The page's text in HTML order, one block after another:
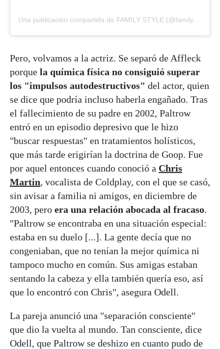
Pero, volvamos a la actriz. Se separó de Affleck
porque la química física no consiguió superar
los "impulsos autodestructivos" del actor, quien
se dice que podría incluso haberla engañado. Tras
el fallecimiento de su padre en 2002, Paltrow
entró en un episodio depresivo que le hizo
"buscar respuestas" en tratamientos holísticos,
que más tarde erigirían la doctrina de Goop. Fue
por aquel entonces cuando conoció a Chris
Martin, vocalista de Coldplay, con el que se casó,
sin avisar a familia ni amigos, en diciembre de
2003, pero era una relación abocada al fracaso.
"Paltrow se encontraba en una situación especial:
estaba en su duelo [...]. La gente decía que no
congeniaban, que no tenían la mejor química ni
tampoco mucho en común. Sus amigas estaban
sentando la cabeza y ella también quería eso, así
que lo encontró con Chris", asegura Odell.
La pareja anunció una "separación consciente"
que dio la vuelta al mundo. Tan consciente, dice
Odell, que Paltrow se deshizo en cuanto pudo de